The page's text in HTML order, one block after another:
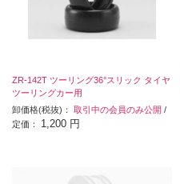
ZR-142T ツーリング36°スリック タイヤ
ツーリングカー用
卸価格(税抜)： 取引中の会員のみ公開 /
定価： 1,200 円